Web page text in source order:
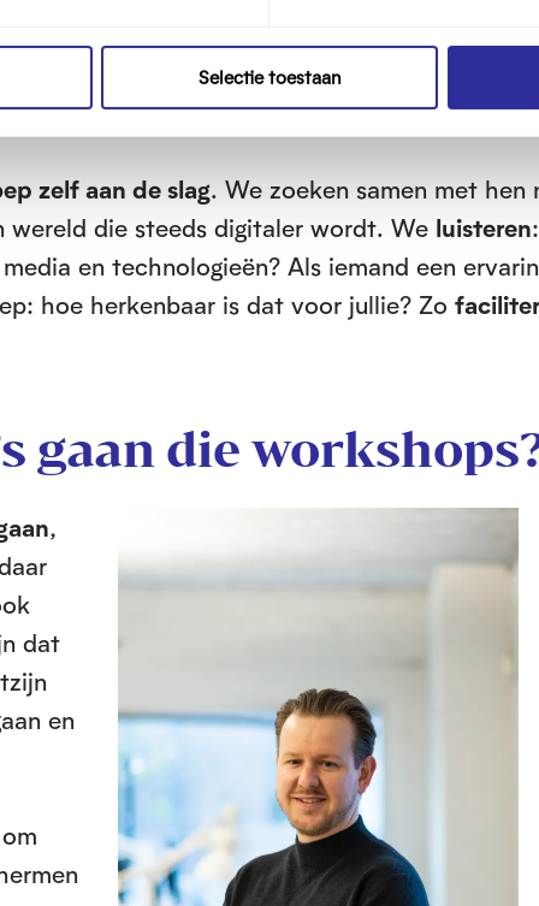
Selectie toestaan
zelf aan de slag. We zoeken samen met hen
wereld die steeds digitaler wordt. We luisteren
en technologieën? Als iemand een
hoe herkenbaar is dat voor jullie? Zo
gaan die
p
f
l
s
r
e
e
,
dat
en